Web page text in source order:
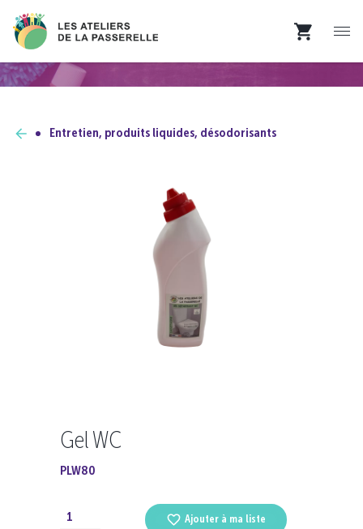
Entretien, produits liquides, désodorisants
Gel WC
PLW80
Ajouter à ma liste